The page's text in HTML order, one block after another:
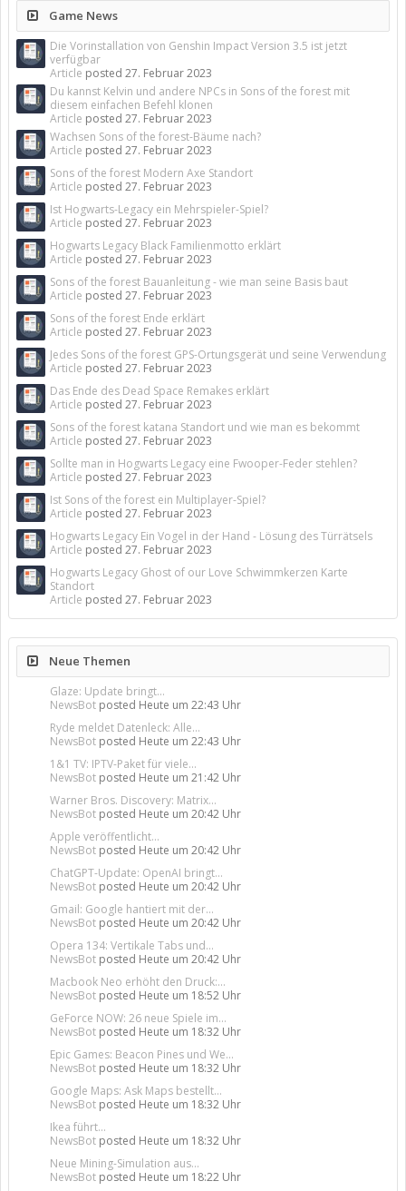
Game News
Die Vorinstallation von Genshin Impact Version 3.5 ist jetzt
verfügbar
Article posted 27. Februar 2023
Du kannst Kelvin und andere NPCs in Sons of the forest mit
diesem einfachen Befehl klonen
Article posted 27. Februar 2023
Wachsen Sons of the forest-Bäume nach?
Article posted 27. Februar 2023
Sons of the forest Modern Axe Standort
Article posted 27. Februar 2023
Ist Hogwarts-Legacy ein Mehrspieler-Spiel?
Article posted 27. Februar 2023
Hogwarts Legacy Black Familienmotto erklärt
Article posted 27. Februar 2023
Sons of the forest Bauanleitung - wie man seine Basis baut
Article posted 27. Februar 2023
Sons of the forest Ende erklärt
Article posted 27. Februar 2023
Jedes Sons of the forest GPS-Ortungsgerät und seine Verwendung
Article posted 27. Februar 2023
Das Ende des Dead Space Remakes erklärt
Article posted 27. Februar 2023
Sons of the forest katana Standort und wie man es bekommt
Article posted 27. Februar 2023
Sollte man in Hogwarts Legacy eine Fwooper-Feder stehlen?
Article posted 27. Februar 2023
Ist Sons of the forest ein Multiplayer-Spiel?
Article posted 27. Februar 2023
Hogwarts Legacy Ein Vogel in der Hand - Lösung des Türrätsels
Article posted 27. Februar 2023
Hogwarts Legacy Ghost of our Love Schwimmkerzen Karte
Standort
Article posted 27. Februar 2023
Neue Themen
Glaze: Update bringt...
NewsBot posted Heute um 22:43 Uhr
Ryde meldet Datenleck: Alle...
NewsBot posted Heute um 22:43 Uhr
1&1 TV: IPTV-Paket für viele...
NewsBot posted Heute um 21:42 Uhr
Warner Bros. Discovery: Matrix...
NewsBot posted Heute um 20:42 Uhr
Apple veröffentlicht...
NewsBot posted Heute um 20:42 Uhr
ChatGPT-Update: OpenAI bringt...
NewsBot posted Heute um 20:42 Uhr
Gmail: Google hantiert mit der...
NewsBot posted Heute um 20:42 Uhr
Opera 134: Vertikale Tabs und...
NewsBot posted Heute um 20:42 Uhr
Macbook Neo erhöht den Druck:...
NewsBot posted Heute um 18:52 Uhr
GeForce NOW: 26 neue Spiele im...
NewsBot posted Heute um 18:32 Uhr
Epic Games: Beacon Pines und We...
NewsBot posted Heute um 18:32 Uhr
Google Maps: Ask Maps bestellt...
NewsBot posted Heute um 18:32 Uhr
Ikea führt...
NewsBot posted Heute um 18:32 Uhr
Neue Mining-Simulation aus...
NewsBot posted Heute um 18:22 Uhr